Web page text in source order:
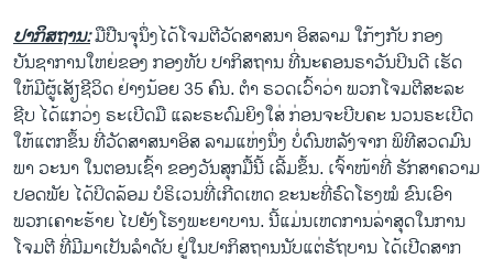
ປາກິສຖານ:ມືປືນຈຸນຶ່ງໄດ້ໂຈມຕີວັດສາສນາ ອິສລາມ ໃກ້ໆກັບ ກອງ
ບັນຊາການໃຫຍ່ຂອງ ກອງທັບ ປາກິສຖານ ທີ່ນະຄອນຣາວັນປິນດີ ເຮັດ
ໃຫ້ມີຜູ້ເສັຽຊີວິດ ຢ່າງນ້ອຍ 35 ຄົນ. ຕຳ ຣວດເວົ້າວ່າ ພວກໂຈມຕີສະລະ
ຊີບ ໄດ້ແກວ່ງ ຣະເບີດມື ແລະຣະດົມຍິງໃສ່ ກ່ອນຈະບີບຄະ ນວນຣະເບີດ
ໃຫ້ແຕກຂຶ້ນ ທີ່ວັດສາສນາອິສ ລາມແຫ່ງນຶ່ງ ບໍ່ດົນຫລັງຈາກ ພິທີສວດມົນ
ພາ ວະນາ ໃນຕອນເຊົ້າ ຂອງວັນສຸກມື້ນີ້ ເລີ້ມຂຶ້ນ. ເຈົ້າໜ້າທີ່ ຮັກສາຄວາມ
ປອດພັຍ ໄດ້ປິດລ້ອມ ບໍຣິເວນທີ່ເກີດເຫດ ຂະນະທີ່ຣົດໂຮງໝໍ ຂົນເອົາ
ພວກເຄາະຮ້າຍ ໄປຍັງໂຮງພະຍາບານ. ນີ້ແມ່ນເຫດການລ່າສຸດໃນການ
ໂຈມຕີ ທີ່ມີມາເປັນລຳດັບ ຢູ່ໃນປາກິສຖານນັບແຕ່ຣັຖບານ ໄດ້ເປີດສາກ